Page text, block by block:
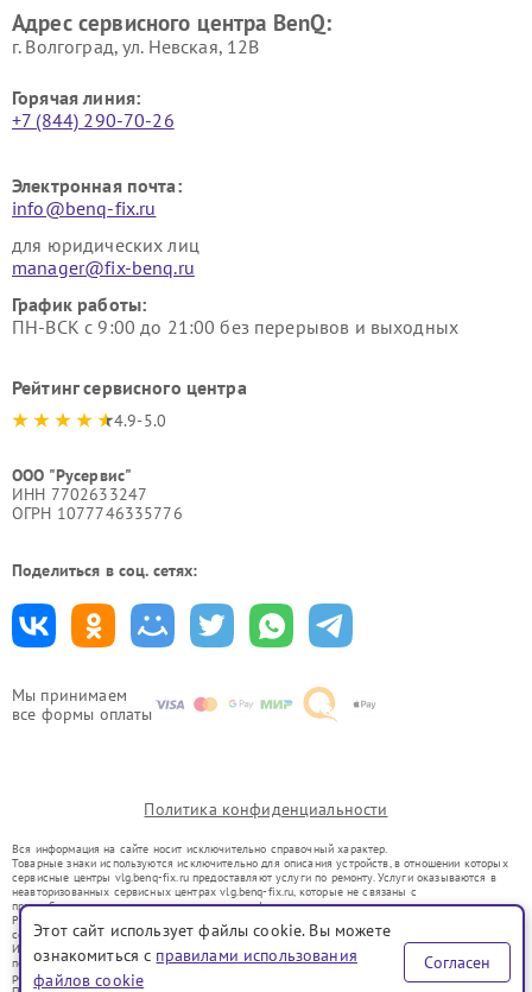
Мы принимаем
все формы оплаты
Адрес сервисного центра BenQ:
г. Волгоград, ул. Невская, 12В
Горячая линия:
+7 (844) 290-70-26
Электронная почта:
info@benq-fix.ru
для юридических лиц
manager@fix-benq.ru
График работы:
ПН-ВСК с 9:00 до 21:00 без перерывов и выходных
Рейтинг сервисного центра
4.9-5.0
ООО "Русервис"
ИНН 7702633247
ОГРН 1077746335776
Поделиться в соц. сетях:
Политика конфиденциальности
Вся информация на сайте носит исключительно справочный характер.
Товарные знаки используются исключительно для описания устройств, в отношении которых
сервисные центры vlg.benq-fix.ru предоставляют услуги по ремонту. Услуги оказываются в
неавторизованных сервисных центрах vlg.benq-fix.ru, которые не связаны с
правообладателями товарных знаков или их официальными представителями.
Ремонт осуществляется для устройств, уже введенных в гражданский оборот в соответствии
со статьей 1487 ГК РФ.
Использование товарных знаков не преследует цели индивидуализации услуг или введения
потребителей в заблуждение, а служит для информирования о предоставляемых услугах по
ремонту техники указанных брендов.
Этот сайт использует файлы cookie. Вы можете
ознакомиться с правилами использования
файлов cookie
Согласен